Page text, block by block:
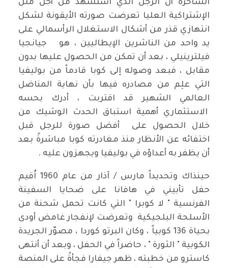
الساخرة أن الرجل الذي اُستشهد من أجل مُثل
الإشتراكية العليا تعرضت صورته الأيقونة لشكل
انتهازي قذر من أشكال الاستغلال الرأسمالي على
يد واحد من الناشرين الإيطاليين ، هو جيانجيا
فيلترينيلي ، بعد أن تمكن من الحصول عليها بدون
مقابل ، فبعد وصوله إلى كوبا قادماً من بوليفيا
التي علِم من مصادره فيها بأن نهاية المناضل
العالمي الشهير قد اقتربت ، أدرك بحسه
الاستثماري أهمية استباق الحدث الوشيك من
خلال الحصول على أفضل صورة للرجل قبل
اختفائه عن الأنظار منذ مغادرته كوبا مباشرةً بعد
أن يظفر به أعداؤه في بوليفيا ويجهزون عليه .
حينذاك وتحديداً مارس / آذار من عام 1960 اُقيم
حفل تأبيني في هافانا على ضحايا السفينة
الفرنسية " لا كوبرا " التي كانت تحمل شحنة من
الأسلحة البلجيكية وتعرضت لإنفجار غامض أودى
بحياة 136 كوبياً ، وكان البرتو كوردا ، مصوّر الجريدة
الكوبية " الثورة " ، حاضراً في الحفل ، وبعد أن أنتهى
كاسترو من خطبته ، ظهر جيفارا فجأةً على المنصة